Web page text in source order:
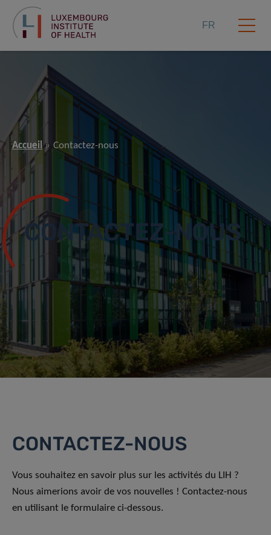
FR
Accueil Contactez-nous
CONTACTEZ-NOUS
CONTACTEZ-NOUS
Vous souhaitez en savoir plus sur les activités du LIH ?
Nous aimerions avoir de vos nouvelles ! Contactez-nous
en utilisant le formulaire ci-dessous.